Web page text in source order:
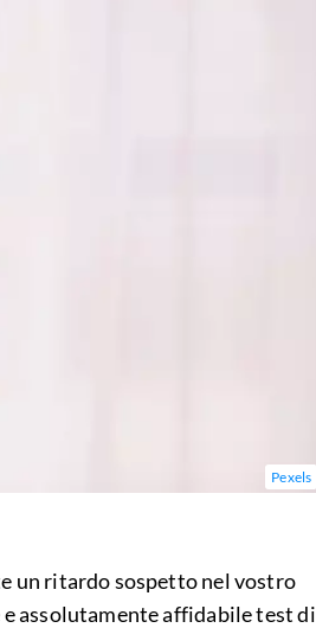
Pexels
un ritardo sospetto nel vostro
assolutamente affidabile test di